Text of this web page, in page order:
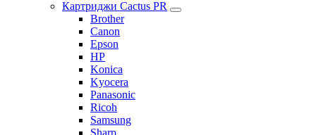
Картриджи Cactus PR
Brother
Canon
Epson
HP
Konica
Kyocera
Panasonic
Ricoh
Samsung
Sharp